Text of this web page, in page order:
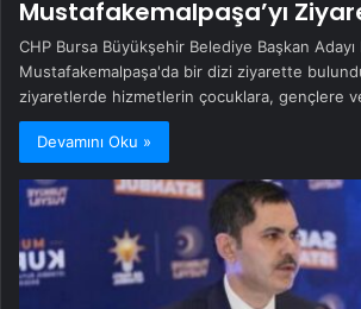
Mustafakemalpaşa’yı
CHP Bursa Büyükşehir Belediye Başkan
Mustafakemalpaşa'da bir dizi ziyarette
ziyaretlerde hizmetlerin çocuklara, gençlere
Devamını Oku »